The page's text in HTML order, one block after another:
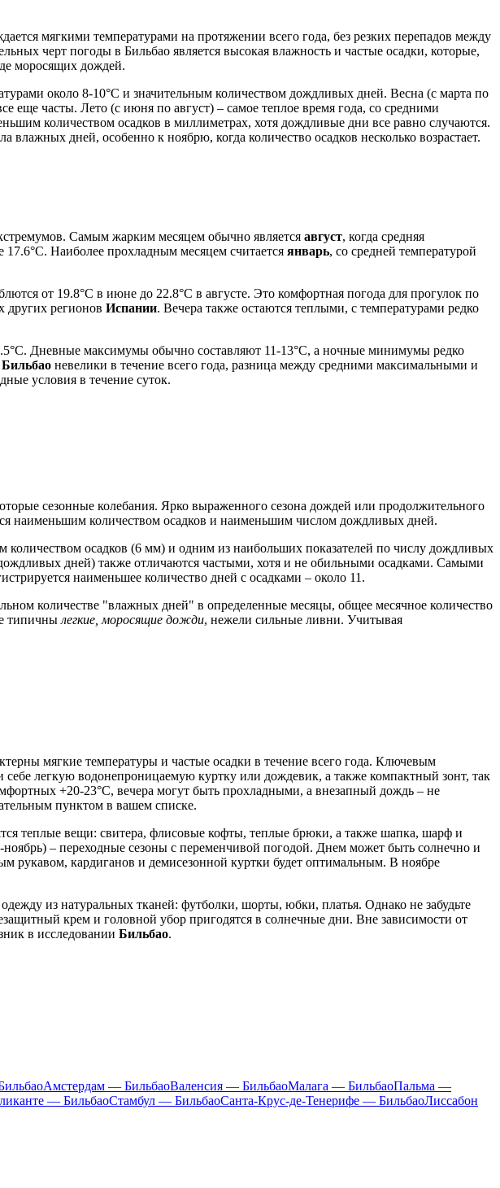
мягкими температурами на протяжении всего года, без резких перепадов между
черт погоды в Бильбао является высокая влажность и частые осадки, которые,
моросящих дождей.
около 8-10°C и значительным количеством дождливых дней. Весна (с марта по
еще часты. Лето (с июня по август) – самое теплое время года, со средними
количеством осадков в миллиметрах, хотя дождливые дни все равно случаются.
дней, особенно к ноябрю, когда количество осадков несколько возрастает.
Самым жарким месяцем обычно является август, когда средняя
Наиболее прохладным месяцем считается январь, со средней температурой
от 19.8°C в июне до 22.8°C в августе. Это комфортная погода для прогулок по
других регионов Испании. Вечера также остаются теплыми, с температурами редко
Дневные максимумы обычно составляют 11-13°C, а ночные минимумы редко
Бильбао невелики в течение всего года, разница между средними максимальными и
условия в течение суток.
сезонные колебания. Ярко выраженного сезона дождей или продолжительного
наименьшим количеством осадков и наименьшим числом дождливых дней.
количеством осадков (6 мм) и одним из наибольших показателей по числу дождливых
дней) также отличаются частыми, хотя и не обильными осадками. Самыми
наименьшее количество дней с осадками – около 11.
количестве "влажных дней" в определенные месяцы, общее месячное количество
типичны легкие, моросящие дожди, нежели сильные ливни. Учитывая
мягкие температуры и частые осадки в течение всего года. Ключевым
себе легкую водонепроницаемую куртку или дождевик, а также компактный зонт, так
+20-23°C, вечера могут быть прохладными, а внезапный дождь – не
пунктом в вашем списке.
теплые вещи: свитера, флисовые кофты, теплые брюки, а также шапка, шарф и
– переходные сезоны с переменчивой погодой. Днем может быть солнечно и
рукавом, кардиганов и демисезонной куртки будет оптимальным. В ноябре
из натуральных тканей: футболки, шорты, юбки, платья. Однако не забудьте
крем и головной убор пригодятся в солнечные дни. Вне зависимости от
в исследовании Бильбао.
Амстердам — БильбаоВаленсия — БильбаоМалага — БильбаоПальма —
— БильбаоСтамбул — БильбаоСанта-Крус-де-Тенерифе — БильбаоЛиссабон